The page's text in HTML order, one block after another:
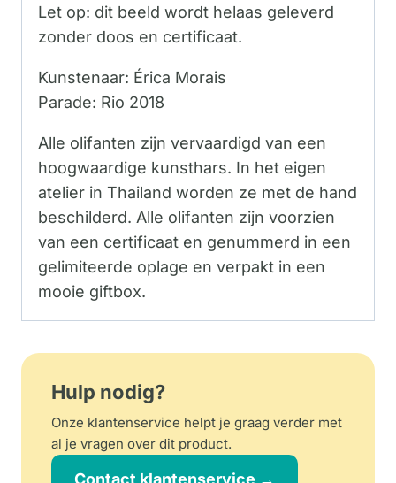
Let op: dit beeld wordt helaas geleverd
zonder doos en certificaat.
Kunstenaar: Érica Morais
Parade: Rio 2018
Alle olifanten zijn vervaardigd van een
hoogwaardige kunsthars. In het eigen
atelier in Thailand worden ze met de hand
beschilderd. Alle olifanten zijn voorzien
van een certificaat en genummerd in een
gelimiteerde oplage en verpakt in een
mooie giftbox.
Hulp nodig?
Onze klantenservice helpt je graag verder met
al je vragen over dit product.
Contact klantenservice →